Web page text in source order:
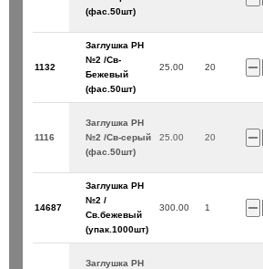
(фас.50шт)
1132
Заглушка PH
№2 /Св-
Бежевый
(фас.50шт)
25.00 20
1116
Заглушка PH
№2 /Св-серый
(фас.50шт)
25.00 20
14687
Заглушка PH
№2 /
Св.бежевый
(упак.1000шт)
300.00 1
Заглушка PH